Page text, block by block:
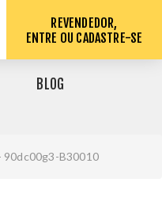
REVENDEDOR,
ENTRE OU CADASTRE-SE
BLOG
90dc00g3-B30010